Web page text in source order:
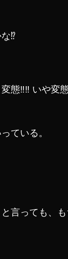
⁉︎
‼︎‼︎ いや変
ている。
言っても、